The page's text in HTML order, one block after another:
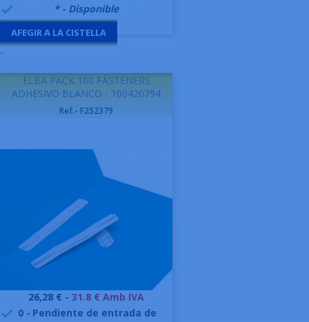
 * - Disponible
AFEGIR A LA CISTELLA
-
ELBA PACK 100 FÁSTENERS
ADHESIVO BLANCO - 100420794
Ref.- F252379
Preu
26,28 € - 31.8 € Amb IVA
 0 - Pendiente de entrada de